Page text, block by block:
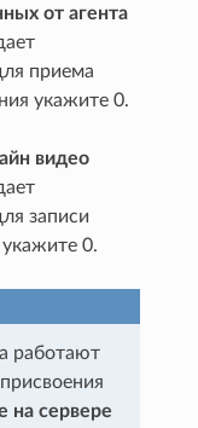
от агента
приема
укажите 0.
видео
записи
0.
работают
на сервере